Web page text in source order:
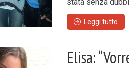
stata senza
Leggi tutto
Elisa: